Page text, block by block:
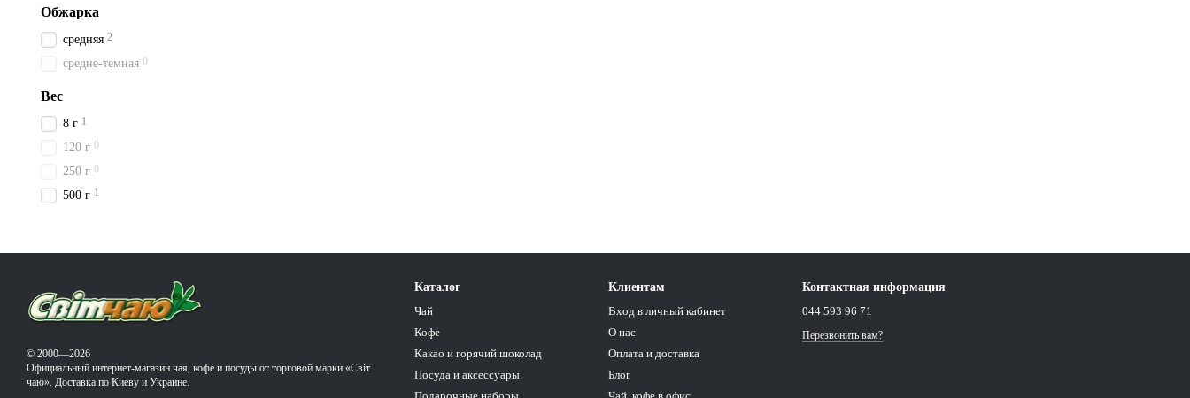
Обжарка
средняя 2
средне-темная 0
Вес
8 г 1
120 г 0
250 г 0
500 г 1
© 2000—2026
Официальный интернет-магазин чая, кофе и посуды от торговой марки «Світ
чаю». Доставка по Киеву и Украине.
Каталог
Чай
Кофе
Какао и горячий шоколад
Посуда и аксессуары
Клиентам
Вход в личный кабинет
О нас
Оплата и доставка
Блог
Контактная информация
044 593 96 71
Перезвонить вам?